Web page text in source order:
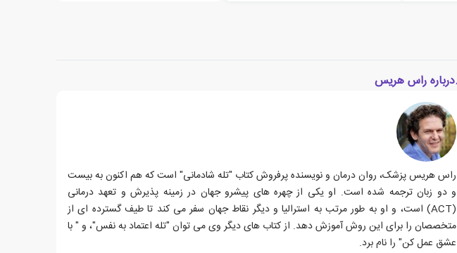
درباره راس هریس
راس هریس پزشک، روان درمان و نویسنده پرفروش کتاب "تله شادمانی" است که هم اکنون به بیست
و دو زبان ترجمه شده است. او یکی از چهره های پیشرو جهان در زمینه پذیرش و تعهد درمانی
(ACT) است، و او به طور مرتب به استرالیا و دیگر نقاط جهان سفر می کند تا طیف گسترده ای از
متخصصان را برای این روش آموزش دهد. از کتاب های دیگر وی می توان "تله اعتماد به نفس"، و " با
عشق عمل کن" را نام برد.